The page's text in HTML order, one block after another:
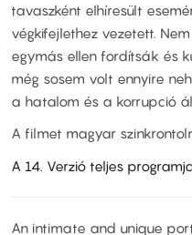
tavaszként elhíresült
végkifejlethez vezetett.
egymás ellen fordítsák és
még sosem volt ennyire
a hatalom és a korrupció
A filmet magyar
A 14. Verzió teljes
An intimate and unique